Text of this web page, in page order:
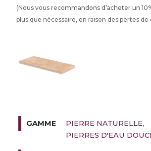
(Nous vous recommandons d’acheter un
plus que nécessaire, en raison des pertes de
GAMME
PIERRE NATURELLE
PIERRES D'EAU